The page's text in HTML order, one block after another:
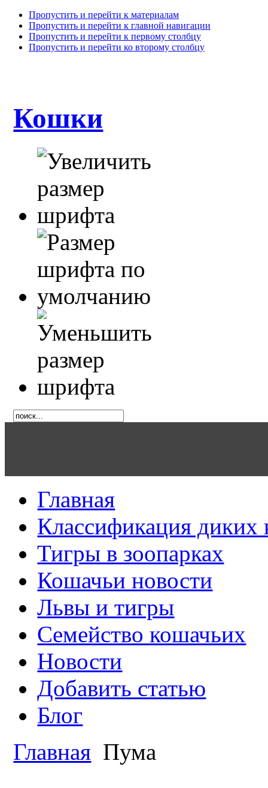
Пропустить и перейти к материалам
Пропустить и перейти к главной навигации
Пропустить и перейти к первому столбцу
Пропустить и перейти ко второму столбцу
Кошки
Главная
Классификация диких
Тигры в зоопарках
Кошачьи новости
Львы и тигры
Семейство кошачьих
Новости
Добавить статью
Блог
Главная Пума